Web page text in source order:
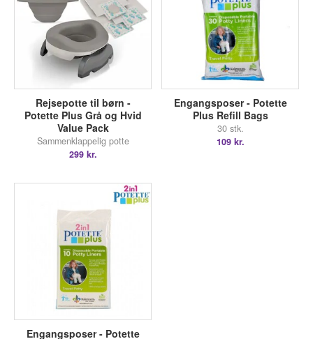
Rejsepotte til børn -
Potette Plus Grå og Hvid
Value Pack
Sammenklappelig potte
299 kr.
Engangsposer - Potette
Plus Refill Bags
30 stk.
109 kr.
Engangsposer - Potette